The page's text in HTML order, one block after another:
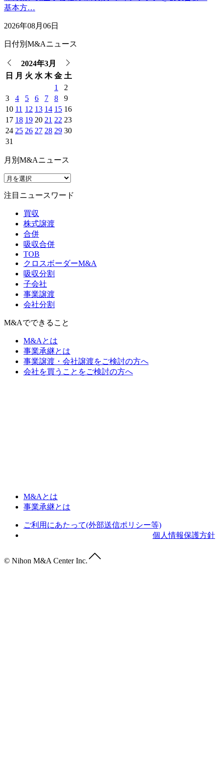
基本方…
2026年08月06日
日付別M&Aニュース
2024年3月
日
月 火 水 木 金 土
1
2
3
4 5 6 7 8
9
10 11 12 13 14 15 16
17 18 19 20 21 22 23
24 25 26 27 28 29 30
31
月別M&Aニュース
注目ニュースワード
買収
株式譲渡
合併
吸収合併
TOB
クロスボーダーM&A
吸収分割
子会社
事業譲渡
会社分割
M&Aでできること
M&Aとは
事業承継とは
事業譲渡・会社譲渡をご検討の方へ
会社を買うことをご検討の方へ
M&Aとは
事業承継とは
ご利用にあたって(外部送信ポリシー等)
個人情報保護方針
© Nihon M&A Center Inc.